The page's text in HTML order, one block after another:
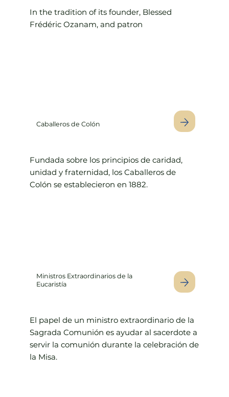
In the tradition of its founder, Blessed
Frédéric Ozanam, and patron
Caballeros de Colón
Fundada sobre los principios de caridad,
unidad y fraternidad, los Caballeros de
Colón se establecieron en 1882.
Ministros Extraordinarios de la
Eucaristía
El papel de un ministro extraordinario de la
Sagrada Comunión es ayudar al sacerdote a
servir la comunión durante la celebración de
la Misa.